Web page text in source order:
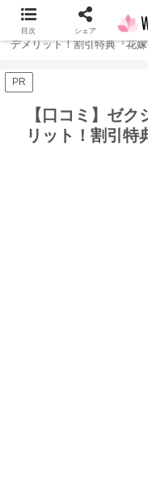
ホーム 未分類
デメリット！割引特典『花
PR
【口コミ】ゼ
リット！割引特
目次 シェア